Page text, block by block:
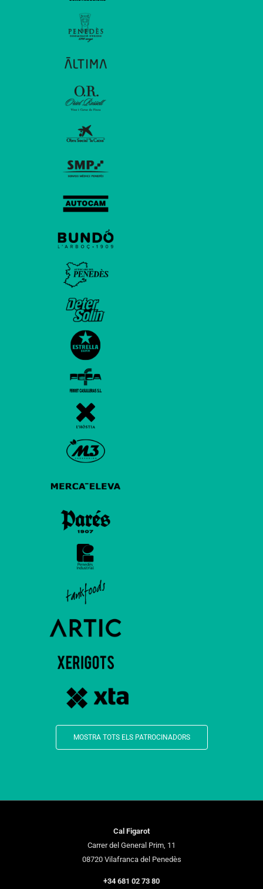
MOSTRA TOTS ELS PATROCINADORS
Cal Figarot
Carrer del General Prim, 11
08720 Vilafranca del Penedès
+34 681 02 73 80